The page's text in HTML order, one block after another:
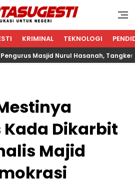
√ EDUKASI
Untuk Negeri
KRIMINAL TEKNOLOGI
Masjid Nurul Hasanah, Tangkerang
Kada Dikarbit
Majid